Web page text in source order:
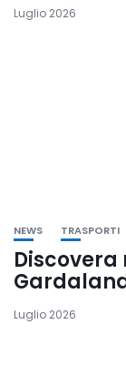
Luglio 2026
NEWS TRASPORTI
Luglio 2026